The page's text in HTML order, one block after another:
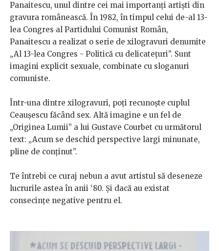
Panaitescu, unul dintre cei mai importanți artiști din
gravura românească. În 1982, în timpul celui de-al 13-
lea Congres al Partidului Comunist Român,
Panaitescu a realizat o serie de xilogravuri denumite
„Al 13-lea Congres - Politică cu delicatețuri”. Sunt
imagini explicit sexuale, combinate cu sloganuri
comuniste.
Într-una dintre xilogravuri, poți recunoște cuplul
Ceaușescu făcând sex. Altă imagine e un fel de
„Originea Lumii” a lui Gustave Courbet cu următorul
text: „Acum se deschid perspective largi minunate,
pline de conținut”.
Te întrebi ce curaj nebun a avut artistul să deseneze
lucrurile astea în anii ‘80. Și dacă au existat
consecințe negative pentru el.